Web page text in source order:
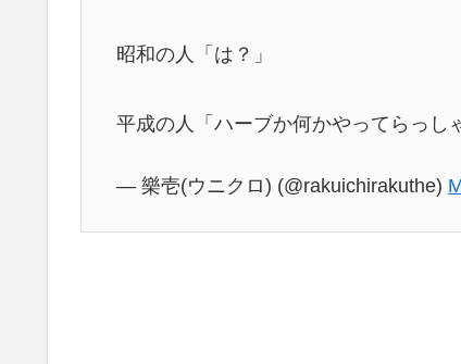
昭和の人「は？」
平成の人「ハーブか何かやってらっし
— 樂壱(ウニクロ) (@rakuichirakuthe)